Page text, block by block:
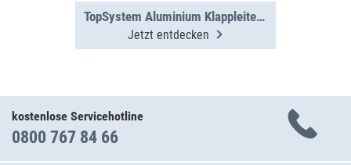
TopSystem Aluminium Klappleiter 3000 mm
Jetzt entdecken
kostenlose Servicehotline
0800 767 84 66